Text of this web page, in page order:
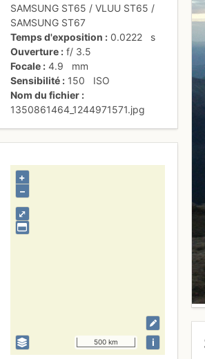
SAMSUNG ST65 / VLUU ST65 /
SAMSUNG ST67
Temps d'exposition
0.0222
s
Ouverture
f/3.5
Focale
4.9
mm
Sensibilité
150
ISO
Nom du fichier
1350861464_1244971571.jpg
⤢
+
–
500 km i